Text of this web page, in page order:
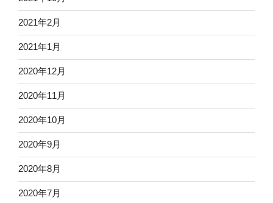
2021年2月
2021年1月
2020年12月
2020年11月
2020年10月
2020年9月
2020年8月
2020年7月